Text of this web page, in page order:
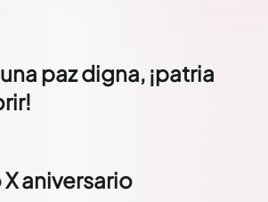
paz digna, ¡patria
X aniversario